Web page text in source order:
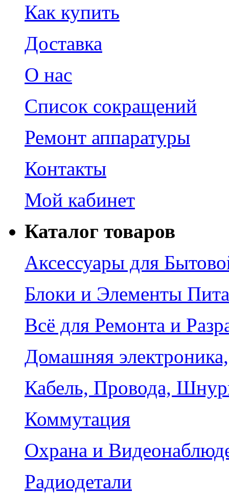
Как купить
Доставка
О нас
Список сокращений
Ремонт аппаратуры
Контакты
Мой кабинет
Каталог товаров
Аксессуары для
Блоки и Элементы
Всё для Ремонта и
Домашняя
Кабель, Провода,
Коммутация
Охрана и
Радиодетали